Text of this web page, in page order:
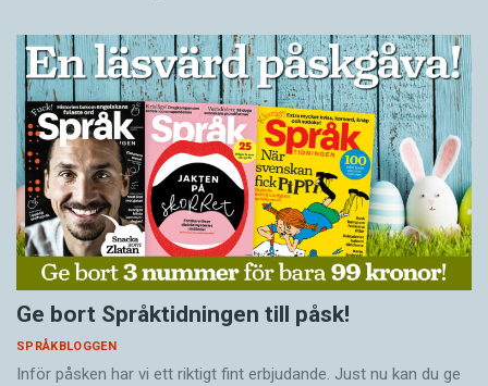
Ge bort Språktidningen till påsk!
SPRÅKBLOGGEN
Inför påsken har vi ett riktigt fint erbjudande. Just nu kan du ge